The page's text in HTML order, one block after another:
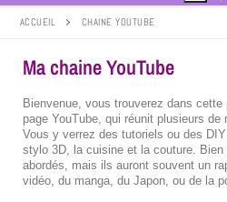
ACCUEIL CHAINE YOUTUBE
Ma chaine YouTube
Bienvenue, vous trouverez dans
page YouTube, qui réunit plusieurs de
Vous y verrez des tutoriels ou des
stylo 3D, la cuisine et la couture. Bien
abordés, mais ils auront souvent un
vidéo, du manga, du Japon, ou de la